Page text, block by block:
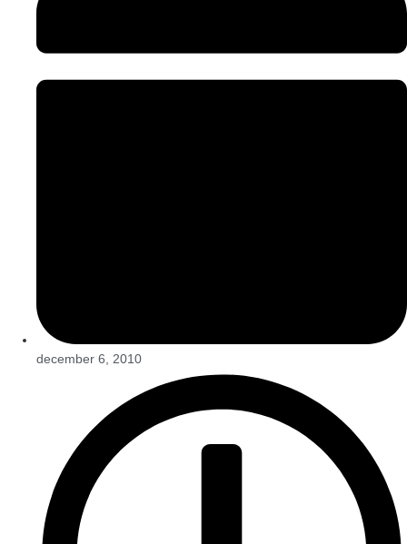
december 6, 2010